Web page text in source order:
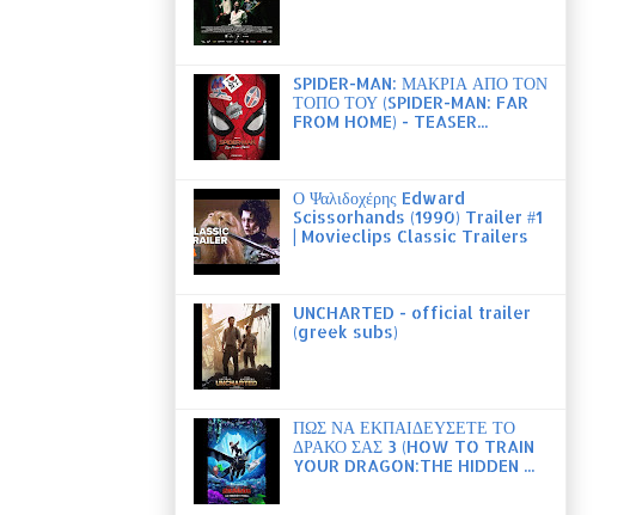
SPIDER-MAN: ΜΑΚΡΙΑ ΑΠΟ ΤΟΝ
ΤΟΠΟ ΤΟΥ (SPIDER-MAN: FAR
FROM HOME) - TEASER...
Ο Ψαλιδοχέρης Edward
Scissorhands (1990) Trailer #1
| Movieclips Classic Trailers
UNCHARTED - official trailer
(greek subs)
ΠΩΣ ΝΑ ΕΚΠΑΙΔΕΥΣΕΤΕ ΤΟ
ΔΡΑΚΟ ΣΑΣ 3 (HOW TO TRAIN
YOUR DRAGON:THE HIDDEN ...